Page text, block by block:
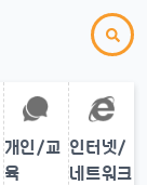
개인/교
육
인터넷/
네트워크